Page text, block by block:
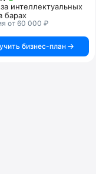
интеллектуальных
барах
от 60 000 ₽
бизнес-план